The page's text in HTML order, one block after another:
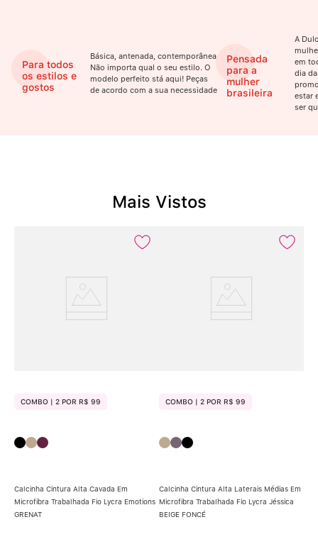
Para todos
os estilos e
gostos
Básica, antenada, contemporânea.
Não importa qual o seu estilo. O
modelo perfeito stá aqui! Peças
de acordo com a sua necessidade
Pensada
para a
mulher
brasileira
A
em
dia
estar
ser
Mais Vistos
COMBO | 2 POR R$ 99
Calcinha Cintura Alta Cavada Em
Microfibra Trabalhada Fio Lycra Emotions
GRENAT
COMBO | 2 POR R$ 99
Calcinha Cintura Alta Laterais Médias Em
Microfibra Trabalhada Fio Lycra Jéssica
BEIGE FONCÉ